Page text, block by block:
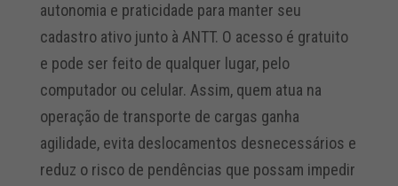
autonomia e praticidade para manter seu
cadastro ativo junto à ANTT. O acesso é gratuito
e pode ser feito de qualquer lugar, pelo
computador ou celular. Assim, quem atua na
operação de transporte de cargas ganha
agilidade, evita deslocamentos desnecessários e
reduz o risco de pendências que possam impedir